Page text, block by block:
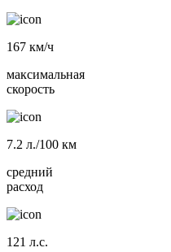
167 км/ч
максимальная
скорость
7.2 л./100 км
средний
расход
121 л.с.